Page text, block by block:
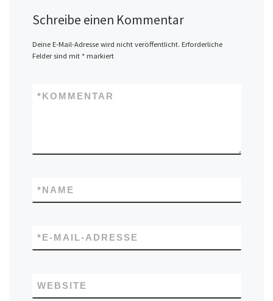
Schreibe einen Kommentar
Deine E-Mail-Adresse wird nicht veröffentlicht. Erforderliche
Felder sind mit *markiert
KOMMENTAR
*
NAME
*
E-MAIL-ADRESSE
*
WEBSITE